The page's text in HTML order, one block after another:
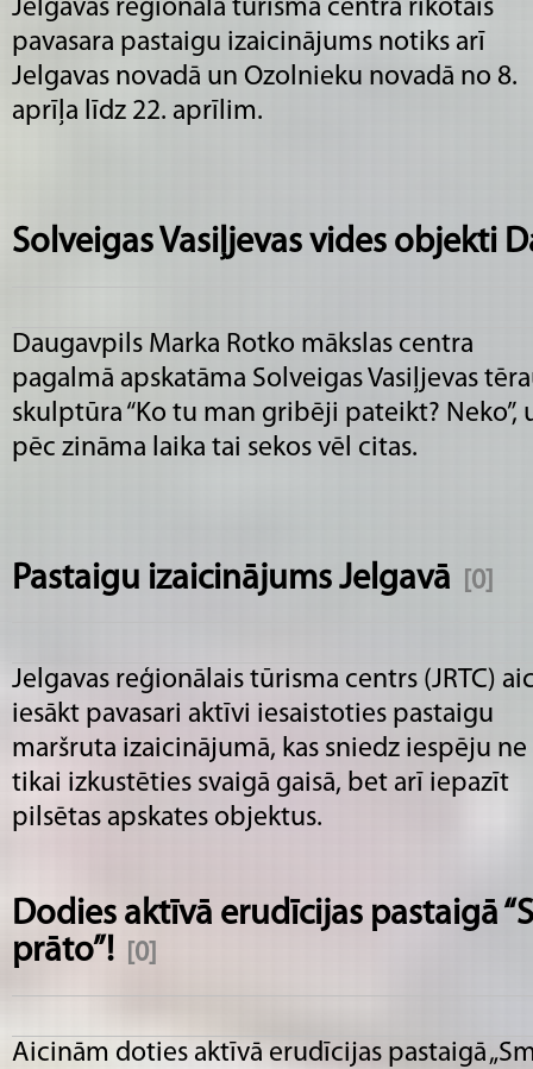
Jelgavas reģionālā tūrisma centra rīkotais
pavasara pastaigu izaicinājums notiks arī
Jelgavas novadā un Ozolnieku novadā no 8.
aprīļa līdz 22. aprīlim.
Solveigas Vasiļjevas vides objekti
Daugavpils Marka Rotko mākslas centra
pagalmā apskatāma Solveigas Vasiļjevas
skulptūra “Ko tu man gribēji pateikt? Neko”,
pēc zināma laika tai sekos vēl citas.
Pastaigu izaicinājums Jelgavā [0]
Jelgavas reģionālais tūrisma centrs (JRTC)
iesākt pavasari aktīvi iesaistoties pastaigu
maršruta izaicinājumā, kas sniedz iespēju ne
tikai izkustēties svaigā gaisā, bet arī iepazīt
pilsētas apskates objektus.
Dodies aktīvā erudīcijas pastaigā
prāto”!
[0]
Aicinām doties aktīvā erudīcijas pastaigā